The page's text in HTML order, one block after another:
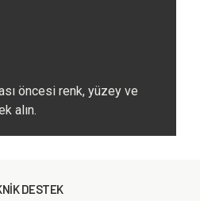
öncesi renk, yüzey ve
alın.
DESTEK